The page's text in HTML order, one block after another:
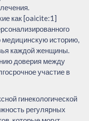
как [oaicite:1]
историю,
каждой женщины.
доверия между
участие в
гинекологической
регулярных